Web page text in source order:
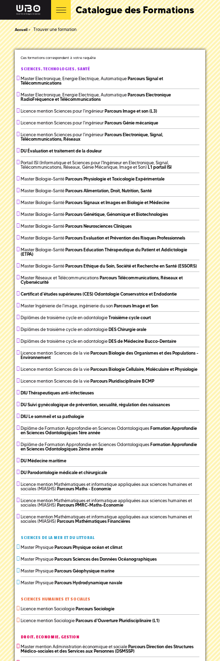
Catalogue des Formations
Accueil Trouver une formation
Ces formations correspondent à votre requête
SCIENCES, TECHNOLOGIES, SANTÉ
Master Electronique, Energie Electrique, AutomatiqueParcours Signal et
Télécommunications
Master Electronique, Energie Electrique, AutomatiqueParcours Electronique
RadioFréquence et Télécommunications
Licence mention Sciences pour l'ingénieurParcours Image et son (L3)
Licence mention Sciences pour l'ingénieurParcours Génie mécanique
Licence mention Sciences pour l'ingénieurParcours Electronique, Signal,
Télécommunications, Réseaux
DU Évaluation et traitement de la douleur
Portail ISI (Informatique et Sciences pour l'Ingénieur en Electronique, Signal,
Télécommunications, Réseaux, Génie Mécanique, Image et Son)L1 portail ISI
Master Biologie-SantéParcours Physiologie et Toxicologie Expérimentale
Master Biologie-SantéParcours Alimentation, Droit, Nutrition, Santé
Master Biologie-SantéParcours Signaux et Images en Biologie et Médecine
Master Biologie-SantéParcours Génétique, Génomique et Biotechnologies
Master Biologie-SantéParcours Neurosciences Cliniques
Master Biologie-SantéParcours Evaluation et Prévention des Risques Professionnels
Master Biologie-SantéParcours Education Thérapeutique du Patient et Addictologie
(ETPA)
Master Biologie-SantéParcours Ethique du Soin, Société et Recherche en Santé (ESSORS)
Master Réseaux et TélécommunicationsParcours Télécommunications, Réseaux et
Cybersécurité
Certificat d'études supérieures (CES) Odontologie Conservatrice et Endodontie
Master Ingénierie de l'image, ingénierie du sonParcours Image et Son
Diplômes de troisième cycle en odontologieTroisième cycle court
Diplômes de troisième cycle en odontologieDES Chirurgie orale
Diplômes de troisième cycle en odontologieDES de Médecine Bucco-Dentaire
Licence mention Sciences de la vieParcours Biologie des Organismes et des Populations -
Environnement
Licence mention Sciences de la vieParcours Biologie Cellulaire, Moléculaire et Physiologie
Licence mention Sciences de la vieParcours Pluridisciplinaire BCMP
DIU Thérapeutiques anti-infectieuses
DU Suivi gynécologique de prévention, sexualité, régulation des naissances
DIU Le sommeil et sa pathologie
Diplôme de Formation Approfondie en Sciences OdontologiquesFormation Approfondie
en Sciences Odontologiques 1ère année
Diplôme de Formation Approfondie en Sciences OdontologiquesFormation Approfondie
en Sciences Odontologiques 2ème année
DU Médecine maritime
DU Parodontologie médicale et chirurgicale
Licence mention Mathématiques et informatique appliquées aux sciences humaines et
sociales (MIASHS)Parcours Maths - Economie
Licence mention Mathématiques et informatique appliquées aux sciences humaines et
sociales (MIASHS)Parcours PMRC-Maths-Economie
Licence mention Mathématiques et informatique appliquées aux sciences humaines et
sociales (MIASHS)Parcours Mathématiques Financières
SCIENCES DE LA MER ET DU LITTORAL
Master PhysiqueParcours Physique océan et climat
Master PhysiqueParcours Sciences des Données Océanographiques
Master PhysiqueParcours Géophysique marine
Master PhysiqueParcours Hydrodynamique navale
SCIENCES HUMAINES ET SOCIALES
Licence mention SociologieParcours Sociologie
Licence mention SociologieParcours d'Ouverture Pluridisciplinaire (L1)
DROIT, ECONOMIE, GESTION
Master mention Administration économique et socialeParcours Direction des Structures
Médico-sociales et des Services aux Personnes (DSMSSP)